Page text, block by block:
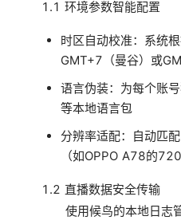
1.1 环境参数智能配置
时区自动校准：系统
GMT+7（曼谷）或
语言伪装：为每个账
等本地语言包
分辨率适配：自动匹
（如OPPO A78的
1.2 直播数据安全传输
使用候鸟的本地日志